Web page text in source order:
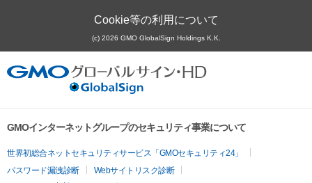
Cookie等の利用について
(c) 2026 GMO GlobalSign Holdings K.K.
GMOインターネットグループのセキュリティ事業について
世界初総合ネットセキュリティサービス「GMOセキュリティ24」
パスワード漏洩診断
Webサイトリスク診断